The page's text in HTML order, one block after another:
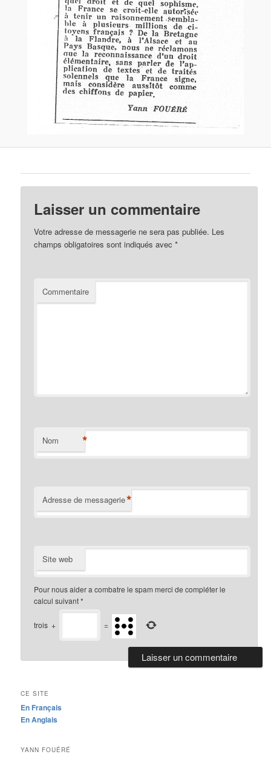
Laisser un commentaire
Votre adresse de messagerie ne sera pas publiée. Les
champs obligatoires sont indiqués avec*
Commentaire
Nom *
Adresse de messagerie*
Site web
Pour nous aider a combatre le spam merci de compléter le
calcul suivant*
trois + =
CE SITE
En Français
En Anglais
YANN FOUÉRÉ